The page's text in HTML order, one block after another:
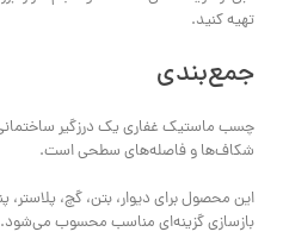
تهیه کنید.
جمع‌بندی
چسب ماستیک غفاری یک درزگیر ساختمانی
شکاف‌ها و فاصله‌های سطحی است.
این محصول برای دیوار، بتن، گچ،
بازسازی گزینه‌ای مناسب محسوب می‌شود.